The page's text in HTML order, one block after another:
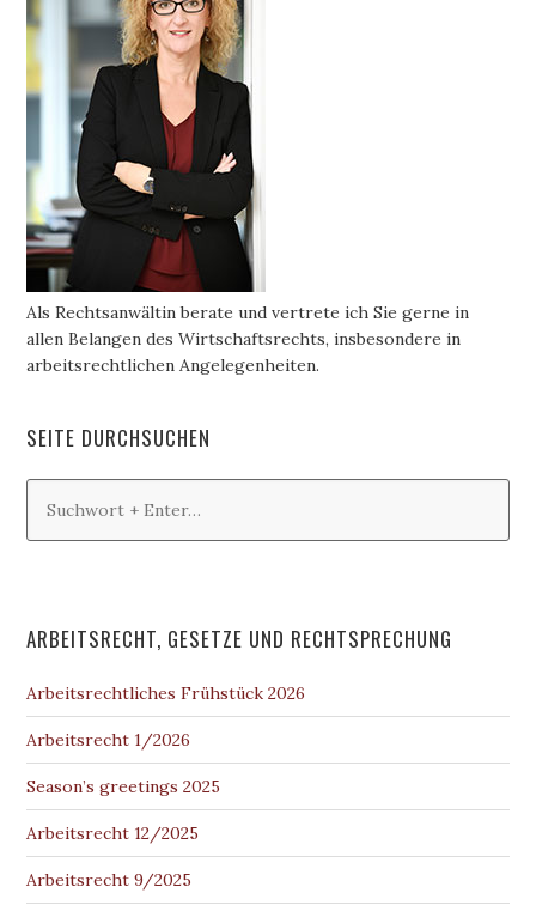
Als Rechtsanwältin berate und vertrete ich Sie gerne in
allen Belangen des Wirtschaftsrechts, insbesondere in
arbeitsrechtlichen Angelegenheiten.
SEITE DURCHSUCHEN
ARBEITSRECHT, GESETZE UND RECHTSPRECHUNG
Arbeitsrechtliches Frühstück 2026
Arbeitsrecht 1/2026
Season’s greetings 2025
Arbeitsrecht 12/2025
Arbeitsrecht 9/2025